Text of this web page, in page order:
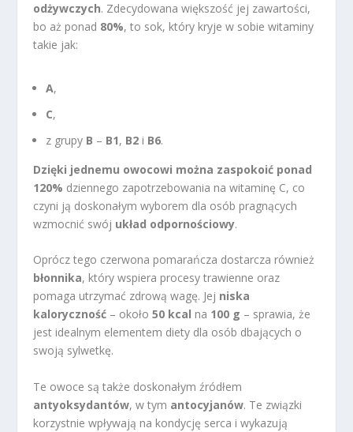
odżywczych. Zdecydowana większość jej zawartości,
bo aż ponad 80%, to sok, który kryje w sobie witaminy
takie jak:
A,
C,
z grupy B – B1, B2 i B6.
Dzięki jednemu owocowi można zaspokoić ponad
120% dziennego zapotrzebowania na witaminę C, co
czyni ją doskonałym wyborem dla osób pragnących
wzmocnić swój układ odpornościowy.
Oprócz tego czerwona pomarańcza dostarcza również
błonnika, który wspiera procesy trawienne oraz
pomaga utrzymać zdrową wagę. Jej niska
kaloryczność – około50 kcal na 100 g – sprawia, że
jest idealnym elementem diety dla osób dbających o
swoją sylwetkę.
Te owoce są także doskonałym źródłem
antyoksydantów, w tym antocyjanów. Te związki
korzystnie wpływają na kondycję serca i wykazują